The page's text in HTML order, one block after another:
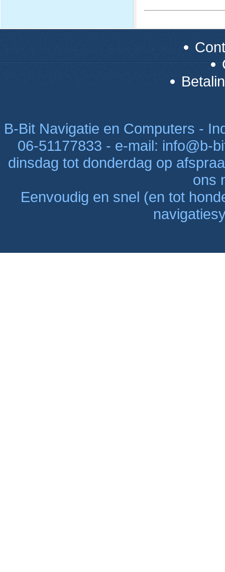
B-Bit Navigatie en Computers -
06-51177833 - e-mail: info@b-
dinsdag tot donderdag op
ons
Eenvoudig en snel (en tot